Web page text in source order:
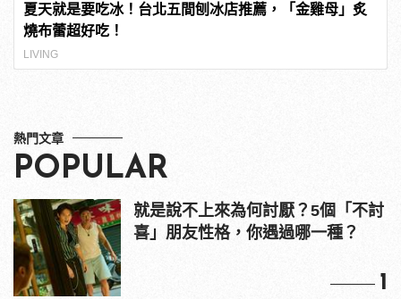
夏天就是要吃冰！台北五間刨冰店推薦，「金雞母」炙
燒布蕾超好吃！
LIVING
熱門文章
POPULAR
就是說不上來為何討厭？5個「不討
喜」朋友性格，你遇過哪一種？
1